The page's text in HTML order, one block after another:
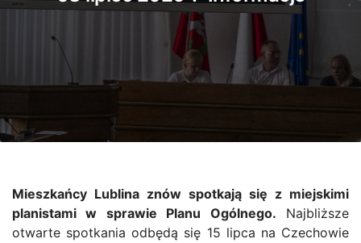
Mieszkańcy Lublina znów spotkają się z miejskimi
planistami w sprawie Planu Ogólnego. Najbliższe
otwarte spotkania odbędą się 15 lipca na Czechowie